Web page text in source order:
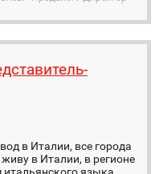
в Италии, все города
в Италии, в регионе